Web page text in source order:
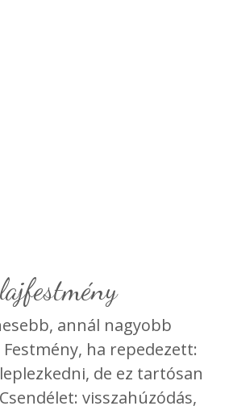
olajfestmény
annál nagyobb
ha repedezett:
de ez tartósan
visszahúzódás,